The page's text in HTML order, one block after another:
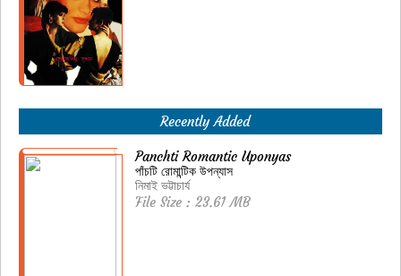
Recently Added
Panchti Romantic Uponyas
পাঁচটি রোমান্টিক উপন্যাস
নিমাই ভট্টাচার্য
File Size : 23.61 MB